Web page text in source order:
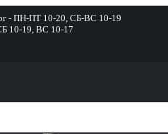
- ПН-ПТ 10-20, СБ-ВС 10-19
10-19, ВС 10-17